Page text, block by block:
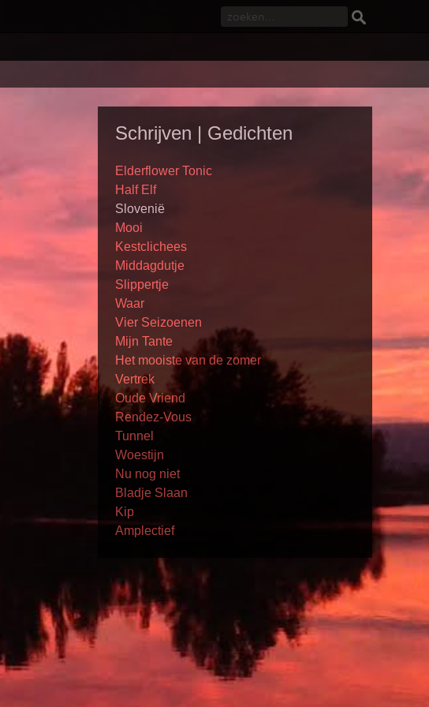
Schrijven | Gedichten
Elderflower Tonic
Half Elf
Slovenië
Mooi
Kestclichees
Middagdutje
Slippertje
Waar
Vier Seizoenen
Mijn Tante
Het mooiste van de zomer
Vertrek
Oude Vriend
Rendez-Vous
Tunnel
Woestijn
Nu nog niet
Bladje Slaan
Kip
Amplectief